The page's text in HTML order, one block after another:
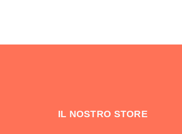
IL NOSTRO STORE